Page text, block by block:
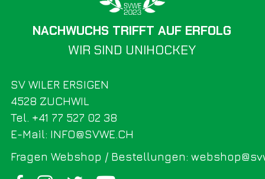
SV WILER ERSIGEN
Fragen Webshop / Bestellungen:
4528 ZUCHWIL
Tel. +41 77 527 02 38
E-Mail: INFO@SVWE.CH
WIR SIND UNIHOCKEY
NACHWUCHS TRIFFT AUF ERFOLG